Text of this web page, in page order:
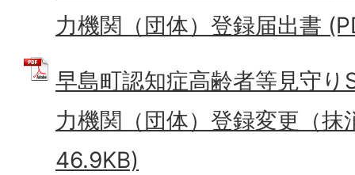
力機関（団体）登録届出書
早島町認知症高齢者等見守
力機関（団体）登録変更（
46.9KB)